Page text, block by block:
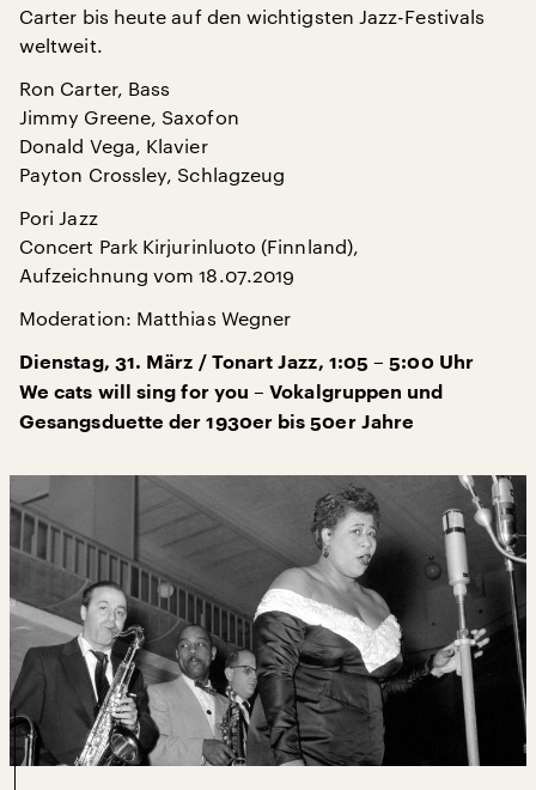
Carter bis heute auf den wichtigsten Jazz-Festivals
weltweit.
Ron Carter, Bass
Jimmy Greene, Saxofon
Donald Vega, Klavier
Payton Crossley, Schlagzeug
Pori Jazz
Concert Park Kirjurinluoto (Finnland),
Aufzeichnung vom 18.07.2019
Moderation: Matthias Wegner
Dienstag, 31. März / Tonart Jazz, 1:05 – 5:00 Uhr
We cats will sing for you – Vokalgruppen und
Gesangsduette der 1930er bis 50er Jahre